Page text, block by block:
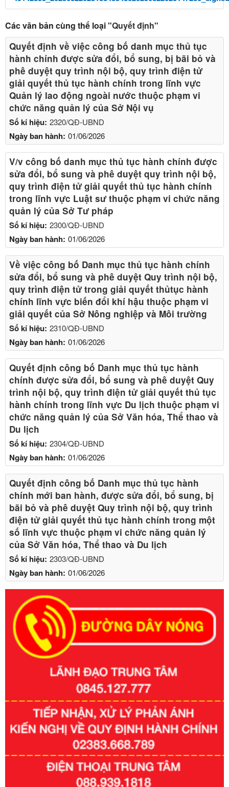
Các văn bản cùng thể loại"Quyết định"
Số kí hiệu: 2320/QĐ-UBND
Ngày ban hành: 01/06/2026
Quyết định về việc công bố danh mục thủ tục
hành chính được sửa đổi, bổ sung, bị bãi bỏ và
phê duyệt quy trình nội bộ, quy trình điện tử
giải quyết thủ tục hành chính trong lĩnh vực
Quản lý lao động ngoài nước thuộc phạm vi
chức năng quản lý của Sở Nội vụ
Số kí hiệu: 2300/QĐ-UBND
Ngày ban hành: 01/06/2026
V/v công bố danh mục thủ tục hành chính được
sửa đổi, bổ sung và phê duyệt quy trình nội bộ,
quy trình điện tử giải quyết thủ tục hành chính
trong lĩnh vực Luật sư thuộc phạm vi chức năng
quản lý của Sở Tư pháp
Số kí hiệu: 2310/QĐ-UBND
Ngày ban hành: 01/06/2026
Về việc công bố Danh mục thủ tục hành chính
sửa đổi, bổ sung và phê duyệt Quy trình nội bộ,
quy trình điện tử trong giải quyết thủtục hành
chính lĩnh vực biến đổi khí hậu thuộc phạm vi
giải quyết của Sở Nông nghiệp và Môi trường
Số kí hiệu: 2304/QĐ-UBND
Ngày ban hành: 01/06/2026
Quyết định công bố Danh mục thủ tục hành
chính được sửa đổi, bổ sung và phê duyệt Quy
trình nội bộ, quy trình điện tử giải quyết thủ tục
hành chính trong lĩnh vực Du lịch thuộc phạm vi
chức năng quản lý của Sở Văn hóa, Thể thao và
Du lịch
Số kí hiệu: 2303/QĐ-UBND
Ngày ban hành: 01/06/2026
Quyết định công bố Danh mục thủ tục hành
chính mới ban hành, được sửa đổi, bổ sung, bị
bãi bỏ và phê duyệt Quy trình nội bộ, quy trình
điện tử giải quyết thủ tục hành chính trong một
số lĩnh vực thuộc phạm vi chức năng quản lý
của Sở Văn hóa, Thể thao và Du lịch